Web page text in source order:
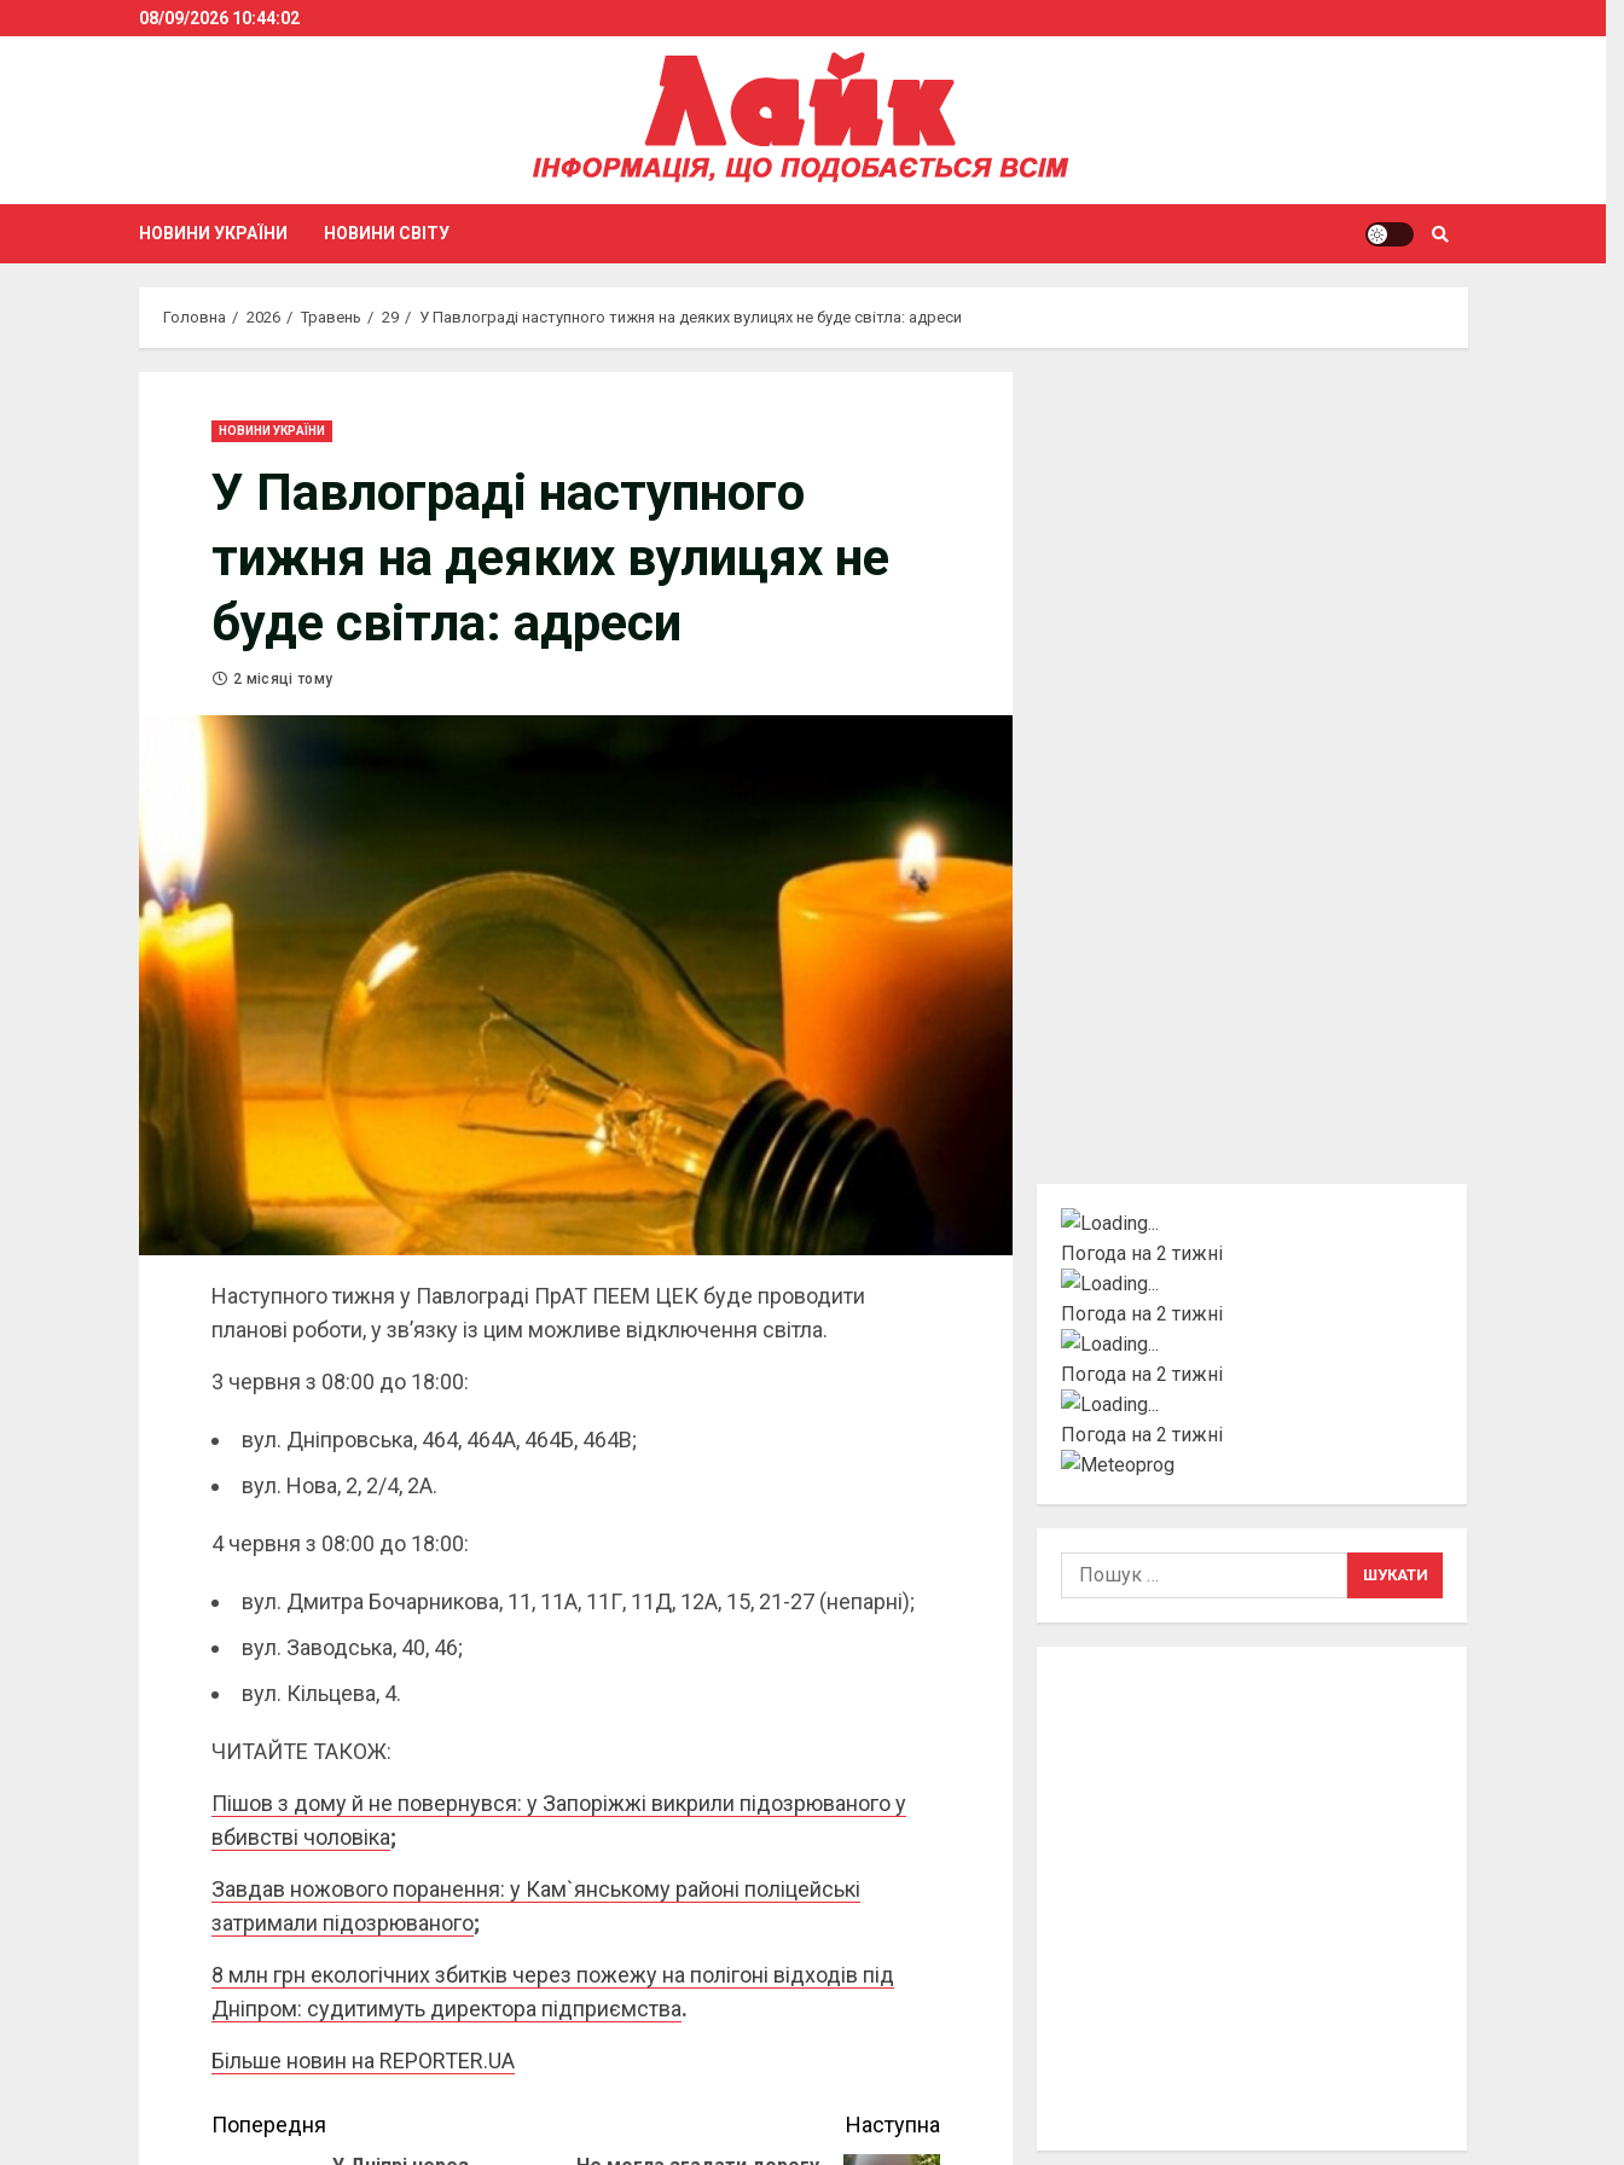
to
08/09/2026 10:44:02
НОВИНИ УКРАЇНИ НОВИНИ СВІТУ
Головна 2026 Травень 29 У Павлограді наступного тижня на деяких вулицях не буде світла: адреси
НОВИНИ УКРАЇНИ
У Павлограді наступного
тижня на деяких вулицях не
буде світла: адреси
2 місяці тому
Наступного тижня у Павлограді ПрАТ ПЕЕМ ЦЕК буде проводити
планові роботи, у зв’язку із цим можливе відключення світла.
3 червня з 08:00 до 18:00:
вул. Дніпровська, 464, 464А, 464Б, 464В;
вул. Нова, 2, 2/4, 2А.
4 червня з 08:00 до 18:00:
вул. Дмитра Бочарникова, 11, 11А, 11Г, 11Д, 12А, 15, 21-27 (непарні);
вул. Заводська, 40, 46;
вул. Кільцева, 4.
ЧИТАЙТЕ ТАКОЖ:
Пішов з дому й не повернувся: у Запоріжжі викрили підозрюваного у
вбивстві чоловіка;
Завдав ножового поранення: у Кам`янському районі поліцейські
затримали підозрюваного;
8 млн грн екологічних збитків через пожежу на полігоні відходів під
Дніпром: судитимуть директора підприємства.
Більше новин на REPORTER.UA
Continue
Попередня Наступна
Погода на 2 тижні
Погода на 2 тижні
Погода на 2 тижні
Погода на 2 тижні
Пошук: